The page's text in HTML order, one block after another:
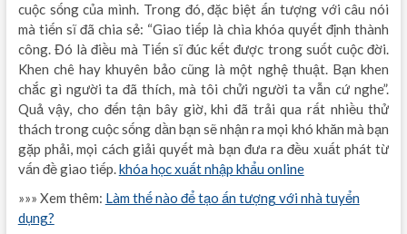
cuộc sống của mình. Trong đó, đặc biệt ấn tượng với câu nói
mà tiến sĩ đã chia sẻ: “Giao tiếp là chìa khóa quyết định thành
công. Đó là điều mà Tiến sĩ đúc kết được trong suốt cuộc đời.
Khen chê hay khuyên bảo cũng là một nghệ thuật. Bạn khen
chắc gì người ta đã thích, mà tôi chửi người ta vẫn cứ nghe”.
Quả vậy, cho đến tận bây giờ, khi đã trải qua rất nhiều thử
thách trong cuộc sống dần bạn sẽ nhận ra mọi khó khăn mà bạn
gặp phải, mọi cách giải quyết mà bạn đưa ra đều xuất phát từ
vấn đề giao tiếp.khóa học xuất nhập khẩu online
»»» Xem thêm: Làm thế nào để tạo ấn tượng với nhà tuyển
dụng?